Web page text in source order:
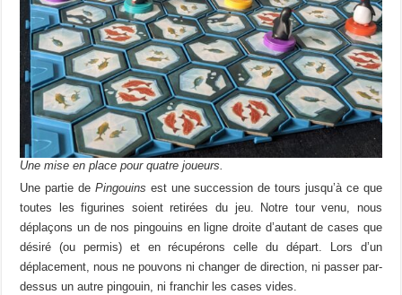
Une mise en place pour quatre joueurs.
Une partie de Pingouins est une succession de tours jusqu’à ce que
toutes les figurines soient retirées du jeu. Notre tour venu, nous
déplaçons un de nos pingouins en ligne droite d’autant de cases que
désiré (ou permis) et en récupérons celle du départ. Lors d’un
déplacement, nous ne pouvons ni changer de direction, ni passer par-
dessus un autre pingouin, ni franchir les cases vides.